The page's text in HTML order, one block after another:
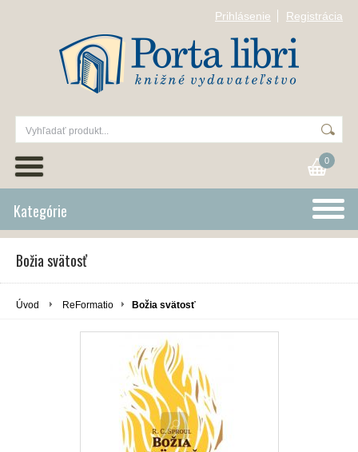
Prihlásenie Registrácia
0
Kategórie
Božia svätosť
Úvod ReFormatio Božia svätosť